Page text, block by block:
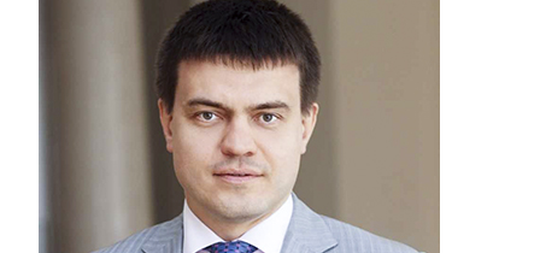
Студенческая жизнь
Сведения об
образовательной
организации
SPN CHI